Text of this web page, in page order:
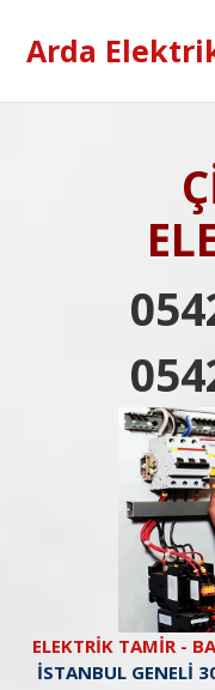
Arda
ELEKTRİK TAMİR -
İSTANBUL GENELİ